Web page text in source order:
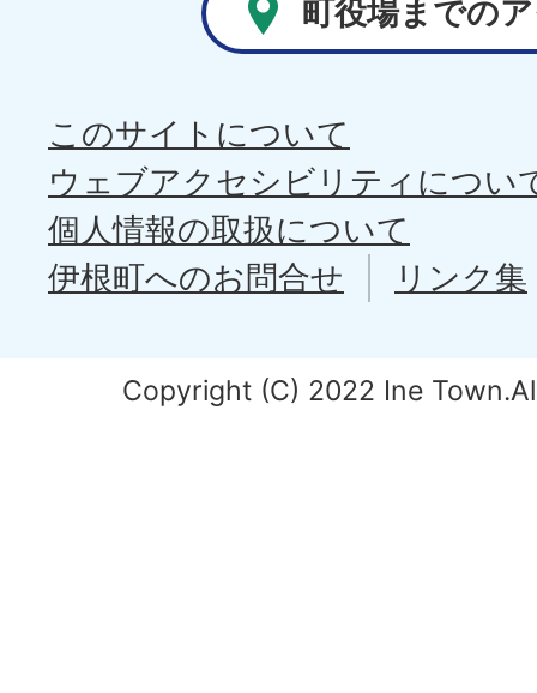
町役場までの
このサイトについて
ウェブアクセシビリティについ
個人情報の取扱について
伊根町へのお問合せ
リンク集
Copyright (C) 2022 Ine